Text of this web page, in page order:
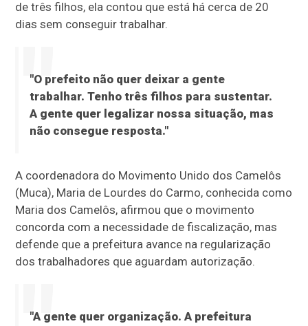
de três filhos, ela contou que está há cerca de 20
dias sem conseguir trabalhar.
"O prefeito não quer deixar a gente
trabalhar. Tenho três filhos para sustentar.
A gente quer legalizar nossa situação, mas
não consegue resposta."
A coordenadora do Movimento Unido dos Camelôs
(Muca), Maria de Lourdes do Carmo, conhecida como
Maria dos Camelôs, afirmou que o movimento
concorda com a necessidade de fiscalização, mas
defende que a prefeitura avance na regularização
dos trabalhadores que aguardam autorização.
"A gente quer organização. A prefeitura